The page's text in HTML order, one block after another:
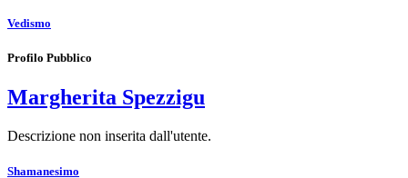
Vedismo
Profilo Pubblico
Margherita Spezzigu
Descrizione non inserita dall'utente.
Shamanesimo